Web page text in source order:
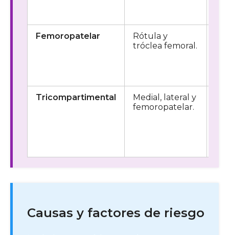
Femoropatelar
Rótula y
tróclea femoral.
Tricompartimental
Medial, lateral y
femoropatelar.
Causas y factores de riesgo